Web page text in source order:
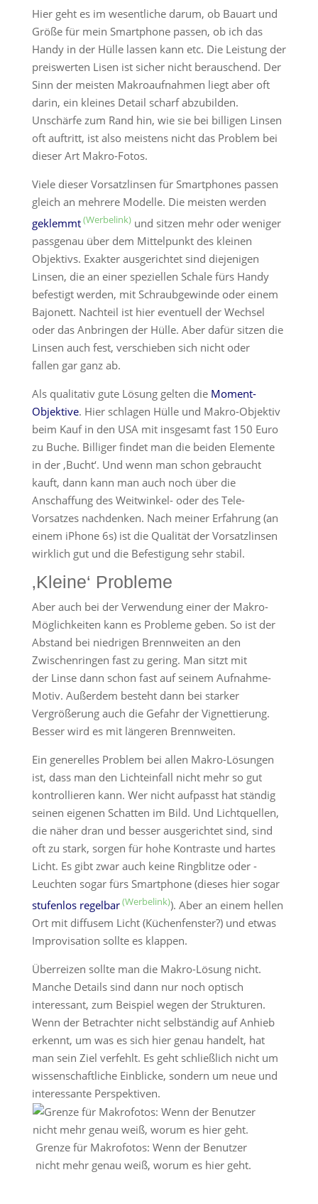
Hier geht es im wesentliche darum, ob Bauart und
Größe für mein Smartphone passen, ob ich das
Handy in der Hülle lassen kann etc. Die Leistung der
preiswerten Lisen ist sicher nicht berauschend. Der
Sinn der meisten Makroaufnahmen liegt aber oft
darin, ein kleines Detail scharf abzubilden.
Unschärfe zum Rand hin, wie sie bei billigen Linsen
oft auftritt, ist also meistens nicht das Problem bei
dieser Art Makro-Fotos.
Viele dieser Vorsatzlinsen für Smartphones passen
gleich an mehrere Modelle. Die meisten werden
geklemmt
und sitzen mehr oder weniger
passgenau über dem Mittelpunkt des kleinen
Objektivs. Exakter ausgerichtet sind diejenigen
Linsen, die an einer speziellen Schale fürs Handy
befestigt werden, mit Schraubgewinde oder einem
Bajonett. Nachteil ist hier eventuell der Wechsel
oder das Anbringen der Hülle. Aber dafür sitzen die
Linsen auch fest, verschieben sich nicht oder
fallen gar ganz ab.
Als qualitativ gute Lösung gelten die Moment-
Objektive. Hier schlagen Hülle und Makro-Objektiv
beim Kauf in den USA mit insgesamt fast 150 Euro
zu Buche. Billiger findet man die beiden Elemente
in der ‚Bucht‘. Und wenn man schon gebraucht
kauft, dann kann man auch noch über die
Anschaffung des Weitwinkel- oder des Tele-
Vorsatzes nachdenken. Nach meiner Erfahrung (an
einem iPhone 6s) ist die Qualität der Vorsatzlinsen
wirklich gut und die Befestigung sehr stabil.
‚Kleine‘ Probleme
Aber auch bei der Verwendung einer der Makro-
Möglichkeiten kann es Probleme geben. So ist der
Abstand bei niedrigen Brennweiten an den
Zwischenringen fast zu gering. Man sitzt mit
der Linse dann schon fast auf seinem Aufnahme-
Motiv. Außerdem besteht dann bei starker
Vergrößerung auch die Gefahr der Vignettierung.
Besser wird es mit längeren Brennweiten.
Ein generelles Problem bei allen Makro-Lösungen
ist, dass man den Lichteinfall nicht mehr so gut
kontrollieren kann. Wer nicht aufpasst hat ständig
seinen eigenen Schatten im Bild. Und Lichtquellen,
die näher dran und besser ausgerichtet sind, sind
oft zu stark, sorgen für hohe Kontraste und hartes
Licht. Es gibt zwar auch keine Ringblitze oder -
Leuchten sogar fürs Smartphone (dieses hier sogar
stufenlos regelbar
). Aber an einem hellen
Ort mit diffusem Licht (Küchenfenster?) und etwas
Improvisation sollte es klappen.
Überreizen sollte man die Makro-Lösung nicht.
Manche Details sind dann nur noch optisch
interessant, zum Beispiel wegen der Strukturen.
Wenn der Betrachter nicht selbständig auf Anhieb
erkennt, um was es sich hier genau handelt, hat
man sein Ziel verfehlt. Es geht schließlich nicht um
wissenschaftliche Einblicke, sondern um neue und
interessante Perspektiven.
Grenze für Makrofotos: Wenn der Benutzer
nicht mehr genau weiß, worum es hier geht.